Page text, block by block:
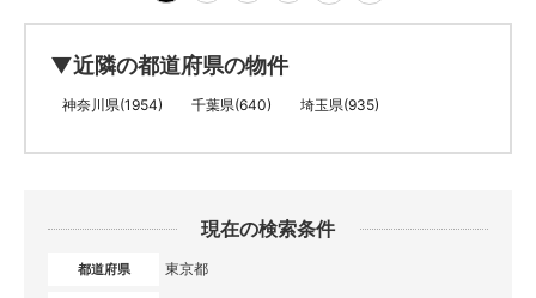
▼近隣の都道府県の物件
神奈川県(1954) 千葉県(640) 埼玉県(935)
現在の検索条件
都道府県 東京都